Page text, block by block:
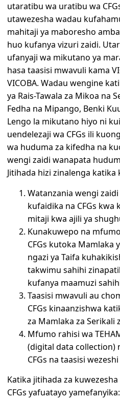
utaratibu wa uratibu wa
utawezesha wadau
mahitaji ya maboresho
huo kufanya vizuri zaidi.
ufanyaji wa mikutano ya
hasa taasisi mwavuli kama
VICOBA. Wadau wengine
ya Rais-Tawala za Mikoa na
Fedha na Mipango, Benki
Lengo la mikutano hiyo ni
uendelezaji wa CFGs ili
wa huduma za kifedha na
wengi zaidi wanapata
Jitihada hizi zinalenga
Watanzania wengi
kufaidika na CFGs kwa
mitaji kwa ajili ya
Kunakuwepo na
CFGs kutoka Mamlaka
ngazi ya Taifa
takwimu sahihi
kufanya maamuzi
Taasisi mwavuli au
CFGs kinaanzishwa
za Mamlaka za Serikali
Mfumo rahisi wa
(digital data collection)
CFGs na taasisi
Katika jitihada za
CFGs yafuatayo yamefanyika: